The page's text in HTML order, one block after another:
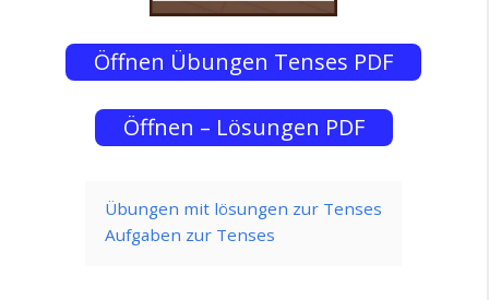
Öffnen Übungen Tenses PDF
Öffnen – Lösungen PDF
Übungen mit lösungen zur Tenses
Aufgaben zur Tenses